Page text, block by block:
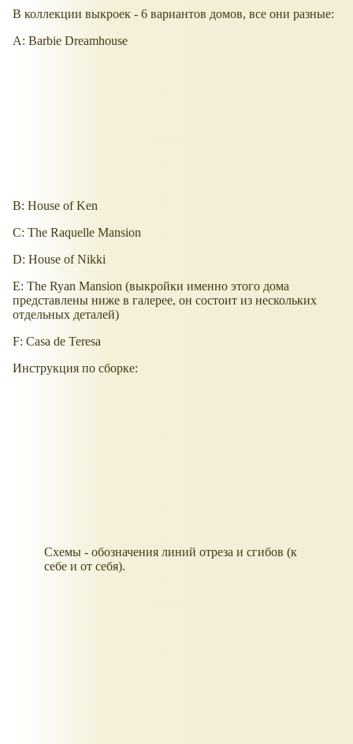
В коллекции выкроек - 6 вариантов домов, все они разные:
A: Barbie Dreamhouse
B: House of Ken
C: The Raquelle Mansion
D: House of Nikki
E: The Ryan Mansion (выкройки именно этого дома
представлены ниже в галерее, он состоит из нескольких
отдельных деталей)
F: Casa de Teresa
Инструкция по сборке:
Схемы - обозначения линий отреза и сгибов (к
себе и от себя).